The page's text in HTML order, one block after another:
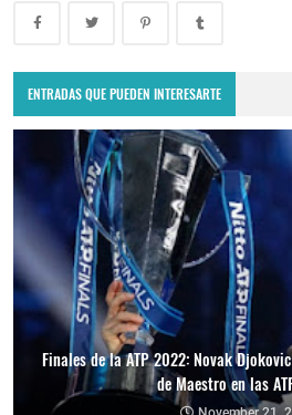
ENTRADAS QUE PUEDEN INTERESARTE
Finales de la ATP 2022: Novak
de Maestro en las